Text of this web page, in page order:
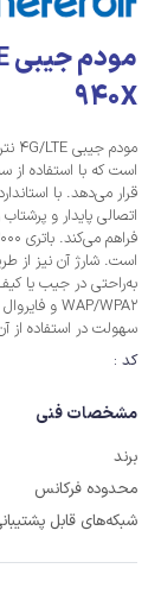
940X
است که با استفاده از
اتصالی پایدار و
به‌راحتی در جیب یا کیف
سهولت در استفاده از
کد :
مشخصات فنی
برند
محدوده فرکانس
شبکه‌های قابل